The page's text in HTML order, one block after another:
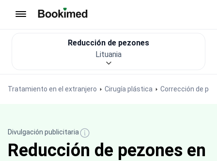
Tratamiento en el extranjero Cirugía plástica Corrección de
Reducción de pezones
Lituania
Divulgación publicitaria
Reducción de pezones en